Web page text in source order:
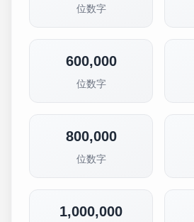
位数字
600,000
位数字
800,000
位数字
1,000,000